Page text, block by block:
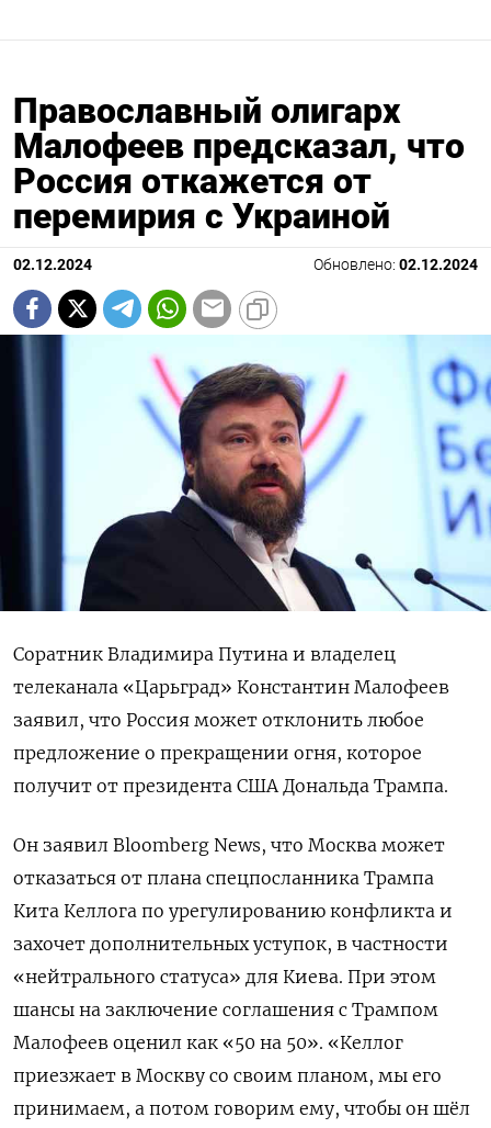
Православный олигарх
Малофеев предсказал, что
Россия откажется от
перемирия с Украиной
02.12.2024 Обновлено: 02.12.2024
Соратник Владимира Путина и владелец
телеканала «Царьград» Константин Малофеев
заявил, что Россия может отклонить любое
предложение о прекращении огня, которое
получит от президента США Дональда Трампа.
Он заявил Bloomberg News, что Москва может
отказаться от плана спецпосланника Трампа
Кита Келлога по урегулированию конфликта и
захочет дополнительных уступок, в частности
«нейтрального статуса» для Киева. При этом
шансы на заключение соглашения с Трампом
Малофеев оценил как «50 на 50». «Келлог
приезжает в Москву со своим планом, мы его
принимаем, а потом говорим ему, чтобы он шёл